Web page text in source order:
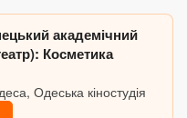
академічний
Косметика
Одеська кіностудія